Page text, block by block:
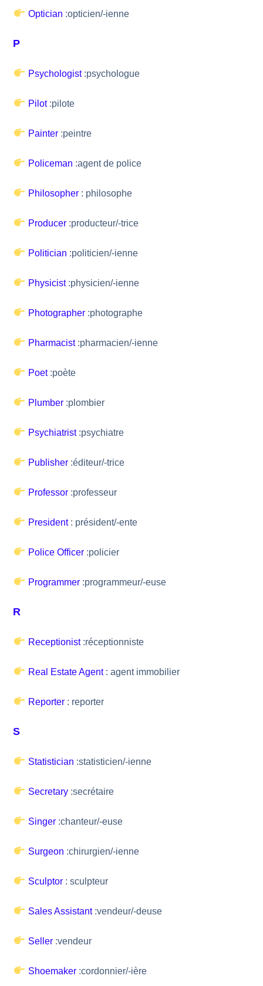
Optician :opticien/-ienne
P
Psychologist :psychologue
Pilot :pilote
Painter :peintre
Policeman :agent de police
Philosopher : philosophe
Producer :producteur/-trice
Politician :politicien/-ienne
Physicist :physicien/-ienne
Photographer :photographe
Pharmacist :pharmacien/-ienne
Poet :poète
Plumber :plombier
Psychiatrist :psychiatre
Publisher :éditeur/-trice
Professor :professeur
President : président/-ente
Police Officer :policier
Programmer :programmeur/-euse
R
Receptionist :réceptionniste
Real Estate Agent: agent immobilier
Reporter : reporter
S
Statistician :statisticien/-ienne
Secretary :secrétaire
Singer :chanteur/-euse
Surgeon :chirurgien/-ienne
Sculptor : sculpteur
Sales Assistant :vendeur/-deuse
Seller :vendeur
Shoemaker :cordonnier/-ière